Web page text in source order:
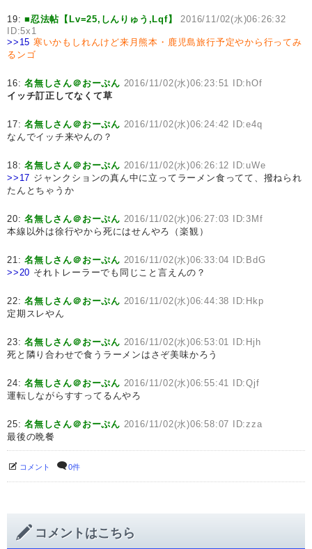
19:■忍法帖【Lv=25,しんりゅう,Lqf】
2016/11/02(水)06:26:32
ID:5x1
>>15 寒いかもしれんけど来月熊本・鹿児島旅行予定やから行ってみ
るンゴ
16:名無しさん＠おーぷん 2016/11/02(水)06:23:51 ID:hOf
イッチ訂正してなくて草
17:名無しさん＠おーぷん 2016/11/02(水)06:24:42 ID:e4q
なんでイッチ来やんの？
18:名無しさん＠おーぷん 2016/11/02(水)06:26:12 ID:uWe
>>17 ジャンクションの真ん中に立ってラーメン食ってて、撥ねられ
たんとちゃうか
20:名無しさん＠おーぷん 2016/11/02(水)06:27:03 ID:3Mf
本線以外は徐行やから死にはせんやろ（楽観）
21:名無しさん＠おーぷん 2016/11/02(水)06:33:04 ID:BdG
>>20 それトレーラーでも同じこと言えんの？
22:名無しさん＠おーぷん 2016/11/02(水)06:44:38 ID:Hkp
定期スレやん
23:名無しさん＠おーぷん 2016/11/02(水)06:53:01 ID:Hjh
死と隣り合わせで食うラーメンはさぞ美味かろう
24:名無しさん＠おーぷん 2016/11/02(水)06:55:41 ID:Qjf
運転しながらすすってるんやろ
25:名無しさん＠おーぷん 2016/11/02(水)06:58:07 ID:zza
最後の晩餐
コメント 0件
コメントはこちら